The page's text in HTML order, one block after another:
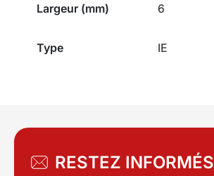
Largeur (mm) 6
Type IE
RESTEZ INFORMÉS